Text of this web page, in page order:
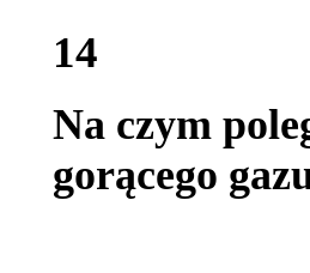
14
Na czym
gorącego